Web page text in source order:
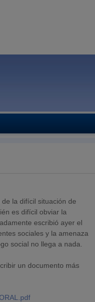
la difícil situación de
es difícil obviar la
escribió ayer el
sociales y la amenaza
social no llega a nada.
un documento más